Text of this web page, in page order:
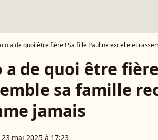
a de quoi être fière ! Sa fille Pauline excelle et
de quoi être
sa famille
jamais
mai 2025 à 17:23